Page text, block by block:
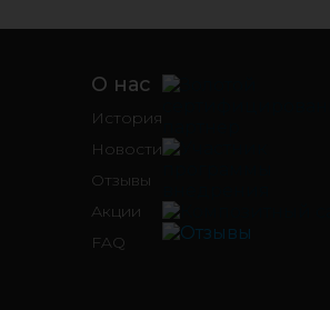
О нас
История
Новости
Отзывы
Акции
FAQ